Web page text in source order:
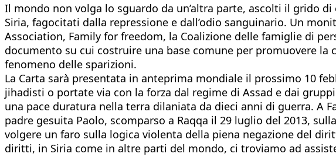
Il mondo non volga lo sguardo da un’altra parte, ascolti il grido
Siria, fagocitati dalla repressione e dall’odio sanguinario. Un
Association, Family for freedom, la Coalizione delle famiglie di
documento su cui costruire una base comune per promuovere
fenomeno delle sparizioni.
La Carta sarà presentata in anteprima mondiale il prossimo 10
jihadisti o portate via con la forza dal regime di Assad e dai
una pace duratura nella terra dilaniata da dieci anni di guerra. A
padre gesuita Paolo, scomparso a Raqqa il 29 luglio del 2013,
volgere un faro sulla logica violenta della piena negazione del
diritti, in Siria come in altre parti del mondo, ci troviamo ad